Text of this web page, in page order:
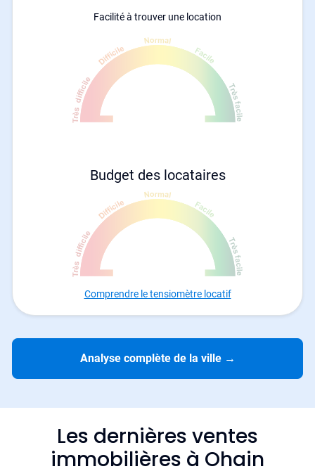
Facilité à trouver une location
Budget des locataires
Comprendre le tensiomètre locatif
Analyse complète de la ville →
Les dernières ventes
immobilières à Ohain